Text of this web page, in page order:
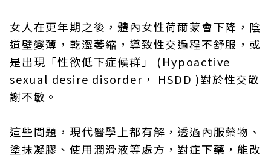
女人在更年期之後，體內女性荷爾蒙會下降，陰
道壁變薄，乾澀萎縮，導致性交過程不舒服，或
是出現「性欲低下症候群」 (Hypoactive
sexual desire disorder， HSDD )對於性交敬
謝不敏。
這些問題，現代醫學上都有解，透過內服藥物、
塗抹凝膠、使用潤滑液等處方，對症下藥，能改